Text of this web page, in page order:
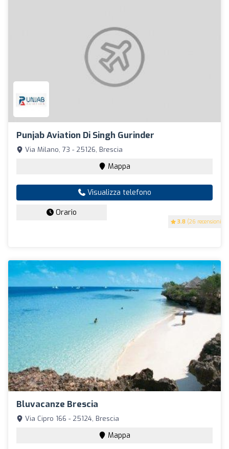
Punjab Aviation Di Singh Gurinder
3.8 (26 recensioni)
Via Milano, 73 - 25126, Brescia
Mappa
Visualizza telefono
Orario
Bluvacanze Brescia
Via Cipro 166 - 25124, Brescia
Mappa